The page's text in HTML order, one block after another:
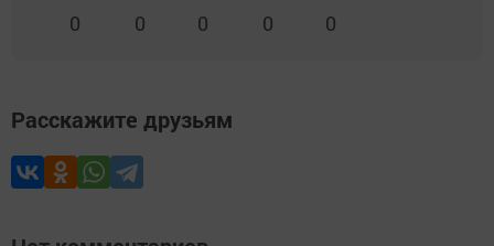
0 0 0 0 0
Расскажите друзьям